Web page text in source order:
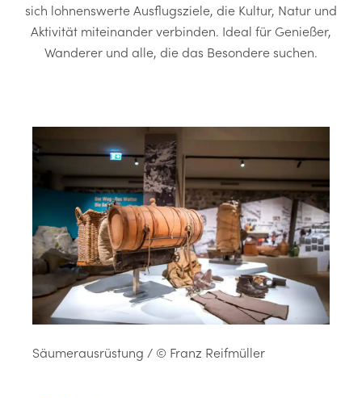
sich lohnenswerte Ausflugsziele, die Kultur, Natur und
Aktivität miteinander verbinden. Ideal für Genießer,
Wanderer und alle, die das Besondere suchen.
Säumerausrüstung / © Franz Reifmüller